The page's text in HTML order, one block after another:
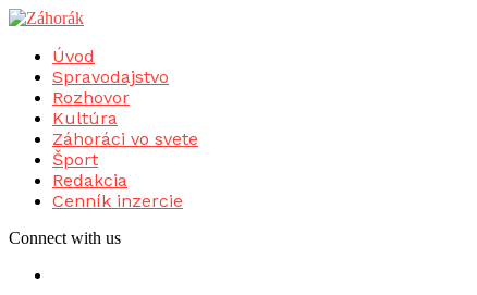
Úvod
Spravodajstvo
Rozhovor
Kultúra
Záhoráci vo svete
Šport
Redakcia
Cenník inzercie
Connect with us